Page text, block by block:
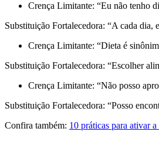
Crença Limitante: “Eu não tenho
Substituição Fortalecedora: “A cada dia,
Crença Limitante: “Dieta é
Substituição Fortalecedora: “Escolher
Crença Limitante: “Não posso
Substituição Fortalecedora: “Posso
Confira também: 10 práticas para ativar